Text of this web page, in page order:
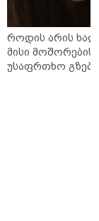
როდის არის
მისი მოშორების
უსაფრთხო გზები